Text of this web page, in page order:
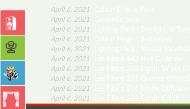
April 6, 2021
April 6, 2021
April 6, 2021
April 6, 2021
April 6, 2021
April 6, 2021
April 6, 2021
April 6, 2021
April 6, 2021
April 6, 2021